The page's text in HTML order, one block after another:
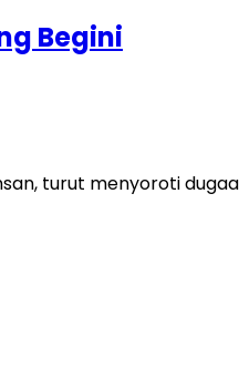
Begini
turut menyoroti